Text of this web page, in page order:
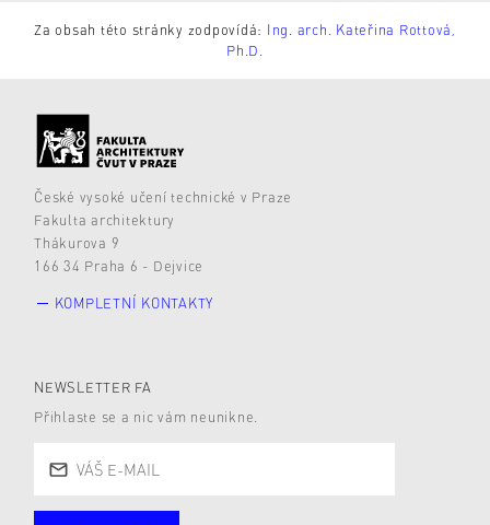
Za obsah této stránky zodpovídá: Ing. arch. Kateřina Rottová,
Ph.D.
České vysoké učení technické v Praze
Fakulta architektury
Thákurova 9
166 34 Praha 6 - Dejvice
KOMPLETNÍ KONTAKTY
NEWSLETTER FA
Přihlaste se a nic vám neunikne.